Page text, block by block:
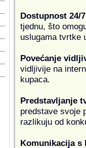
Dostupnost 24/7
tjednu, što
uslugama tvrtke
Povećanje
vidljivije na
kupaca.
Predstavljanje
predstave svoje
razlikuju od
Komunikacija s